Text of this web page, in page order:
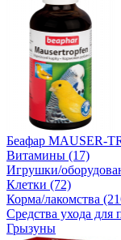
Беафар MAUSER-
Витамины (17)
Игрушки/
Клетки (72)
Корма/лакомства
Средства ухода для
Грызуны